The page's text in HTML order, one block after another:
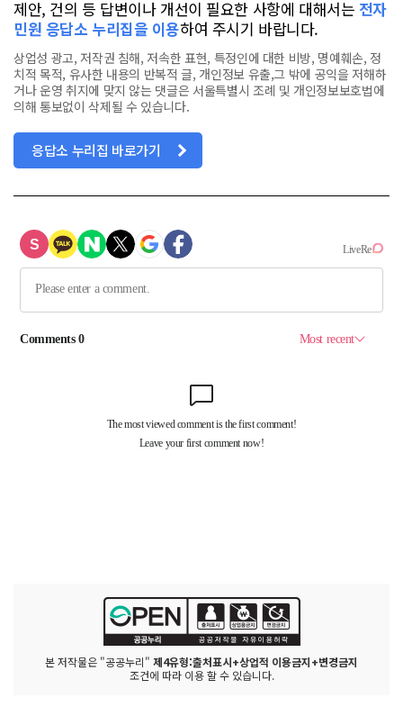
제안, 건의 등 답변이나 개선이 필요한 사항에 대해서는 전자
민원 응답소 누리집을 이용하여 주시기 바랍니다.
상업성 광고, 저작권 침해, 저속한 표현, 특정인에 대한 비방, 명예훼손, 정
치적 목적, 유사한 내용의 반복적 글, 개인정보 유출,그 밖에 공익을 저해하
거나 운영 취지에 맞지 않는 댓글은 서울특별시 조례 및 개인정보보호법에
의해 통보없이 삭제될 수 있습니다.
응답소 누리집 바로가기
본 저작물은 "공공누리" 제4유형:출처표시+상업적 이용금지+변경금지
조건에 따라 이용 할 수 있습니다.